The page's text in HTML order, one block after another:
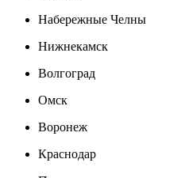
Набережные Челны
Нижнекамск
Волгоград
Омск
Воронеж
Краснодар